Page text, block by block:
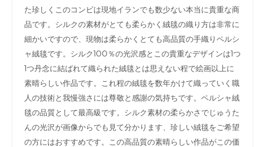
た珍しくこのコンビは現地イランでも数少ない本当に貴重な商
品です。シルクの素材がとても柔らかく絨毯の織り方は非常に
細かいですので、現物は柔らかくとても高品質の手織りペルシ
ャ絨毯です。シルク100％の光沢感とこの貴重なデザインは1つ
1つ丹念に結ばれて織られた絨毯とは思えない程で絵画以上に
素晴らしい作品です。これ程の絨毯を数年かけて織っていく職
人の技術と我慢強さには尊敬と感謝の気持ちです。ペルシャ絨
毯の品質として最高級です。シルク素材の柔らかさでじゅうた
んの光沢が画像からでも見て分かります、珍しい絨毯をご希望
の方にはおすすめです。この高品質の素晴らしい作品がこの価